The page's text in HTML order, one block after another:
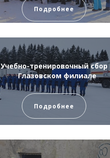
Подробнее
Учебно-тренировочный сбор
Глазовском филиале
Подробнее